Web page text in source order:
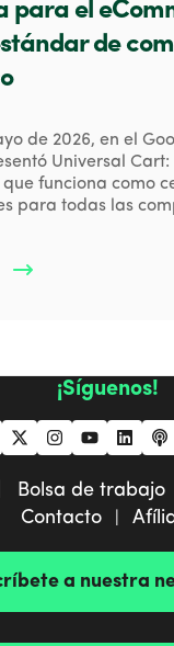
para el
de
de 2026, en el
Universal
funciona como
para todas las
¡Síguenos!
Bolsa de
Contacto|
a nuestra